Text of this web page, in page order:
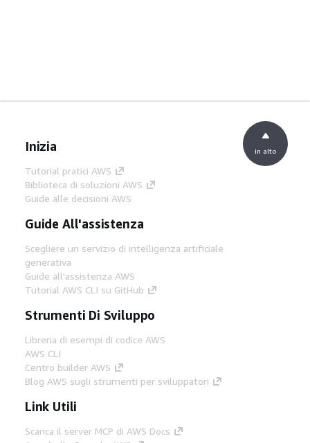
Inizia
Tutorial pratici AWS
Biblioteca di soluzioni AWS
Guide alle decisioni AWS
Guide All'assistenza
Scegliere un servizio di intelligenza artificiale
generativa
Guide all'assistenza AWS
Tutorial AWS CLI su GitHub
Strumenti Di Sviluppo
Libreria di esempi di codice AWS
AWS CLI
Centro builder AWS
Blog AWS sugli strumenti per sviluppatori
Link Utili
Scarica il server MCP di AWS Docs
in alto